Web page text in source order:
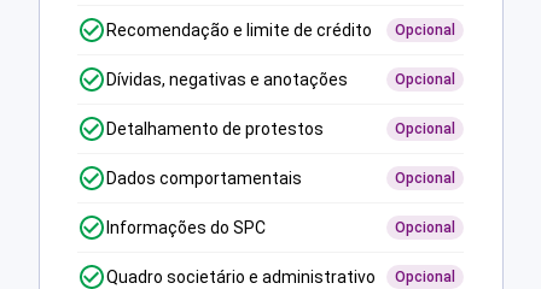
Recomendação e limite de crédito Opcional
Dívidas, negativas e anotações Opcional
Detalhamento de protestos Opcional
Dados comportamentais Opcional
Informações do SPC Opcional
Quadro societário e administrativo Opcional